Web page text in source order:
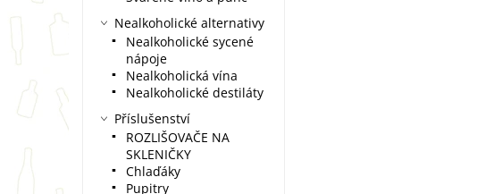
Nealkoholické alternativy
Nealkoholické sycené
nápoje
Nealkoholická vína
Nealkoholické destiláty
Příslušenství
ROZLIŠOVAČE NA
SKLENIČKY
Chlaďáky
Pupitry